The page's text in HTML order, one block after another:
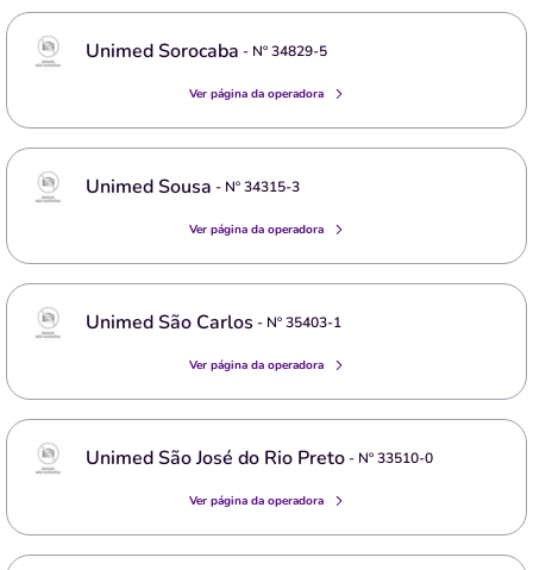
Unimed Sorocaba - Nº34829-5
Ver página da operadora
Unimed Sousa - Nº34315-3
Ver página da operadora
Unimed São Carlos - Nº35403-1
Ver página da operadora
Unimed São José do Rio Preto- Nº33510-0
Ver página da operadora